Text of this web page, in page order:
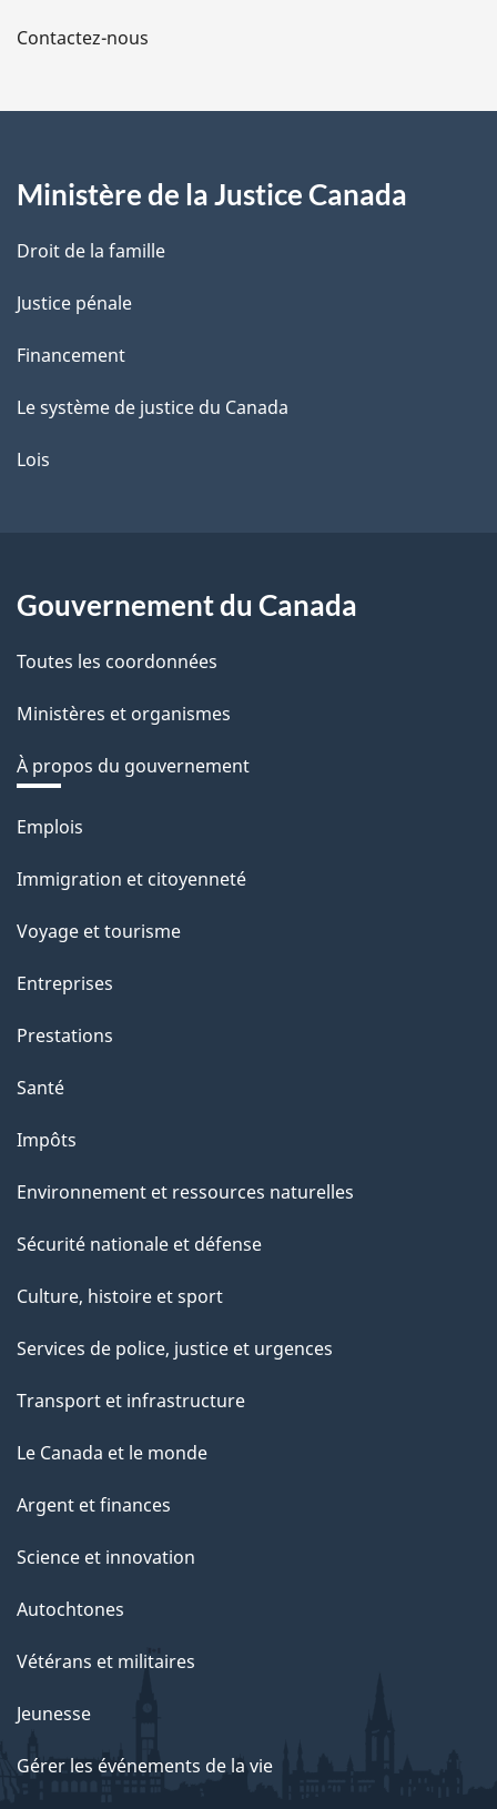
a
e
Contactez-nous
Ministère de la Justice Canada
Droit de la famille
Justice pénale
Financement
Le système de justice du Canada
Lois
Gouvernement du Canada
Toutes les coordonnées
Ministères et organismes
À propos du gouvernement
Thèmes
sujets
Emplois
Immigration et citoyenneté
Voyage et tourisme
Entreprises
Prestations
Santé
Impôts
Environnement et ressources naturelles
Sécurité nationale et défense
Culture, histoire et sport
Services de police, justice et urgences
Transport et infrastructure
Le Canada et le monde
Argent et finances
Science et innovation
Autochtones
Vétérans et militaires
Jeunesse
Gérer les événements de la vie